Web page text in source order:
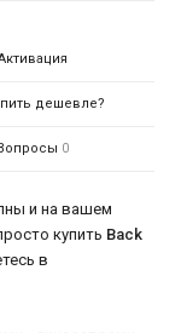
дешевле?
Вопросы 0
и на вашем
купить Back
в